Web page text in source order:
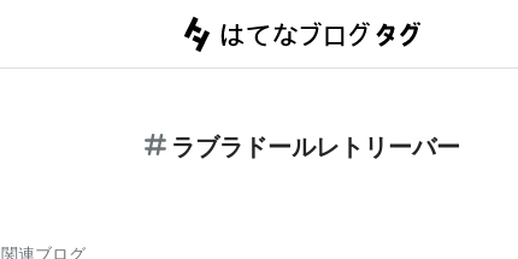
ラブラドールレトリーバー
関連ブログ